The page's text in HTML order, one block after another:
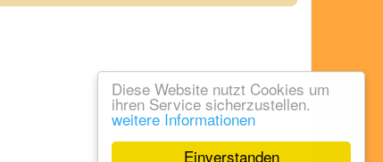
Einverstanden
Diese Website nutzt Cookies um
ihren Service sicherzustellen.
weitere Informationen